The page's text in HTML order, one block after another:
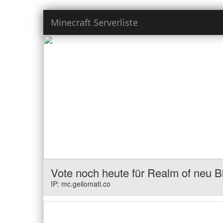
Minecraft Serverliste
Vote noch heute für Realm of neu
IP: mc.geilomati.co